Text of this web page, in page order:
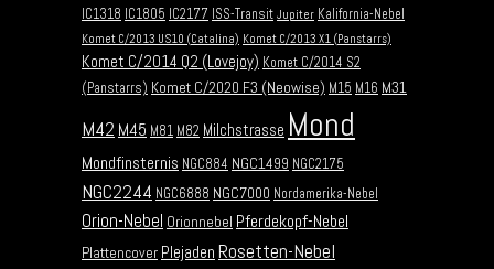
IC1318 IC1805 IC2177 ISS-Transit Jupiter Kalifornia-Nebel
Komet C/2013 US10 (Catalina) Komet C/2013 X1 (Panstarrs)
Komet C/2014 Q2 (Lovejoy) Komet C/2014 S2
(Panstarrs) Komet C/2020 F3 (Neowise) M15 M16 M31
M42 M45 M81 M82 Milchstrasse Mond
Mondfinsternis NGC884 NGC1499 NGC2175
NGC2244 NGC6888 NGC7000 Nordamerika-Nebel
Orion-Nebel Orionnebel Pferdekopf-Nebel
Plattencover Plejaden Rosetten-Nebel